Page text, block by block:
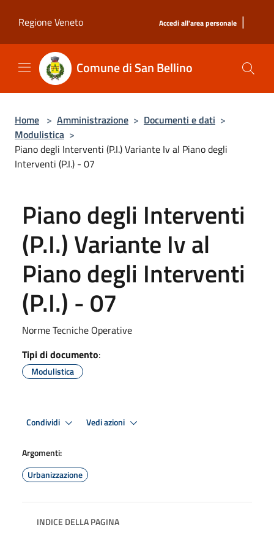
Regione Veneto
Accedi all'area personale |
Comune di San Bellino
Home > Amministrazione > Documenti e dati >
Modulistica >
Piano degli Interventi (P.I.) Variante Iv al Piano degli
Interventi (P.I.) - 07
Piano degli Interventi
(P.I.) Variante Iv al
Piano degli Interventi
(P.I.) - 07
Norme Tecniche Operative
Tipi di documento:
Modulistica
Condividi Vedi azioni
Argomenti:
Urbanizzazione
INDICE DELLA PAGINA